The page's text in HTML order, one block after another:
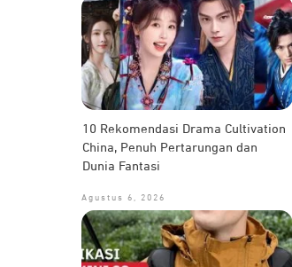
10 Rekomendasi Drama Cultivation
China, Penuh Pertarungan dan
Dunia Fantasi
Agustus 6, 2026